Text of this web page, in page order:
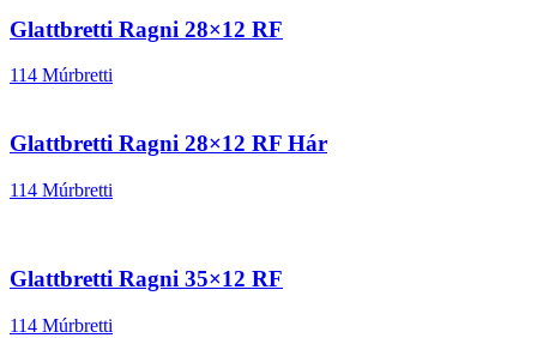
Glattbretti Ragni 28×12 RF
114 Múrbretti
Glattbretti Ragni 28×12 RF Hár
114 Múrbretti
Glattbretti Ragni 35×12 RF
114 Múrbretti